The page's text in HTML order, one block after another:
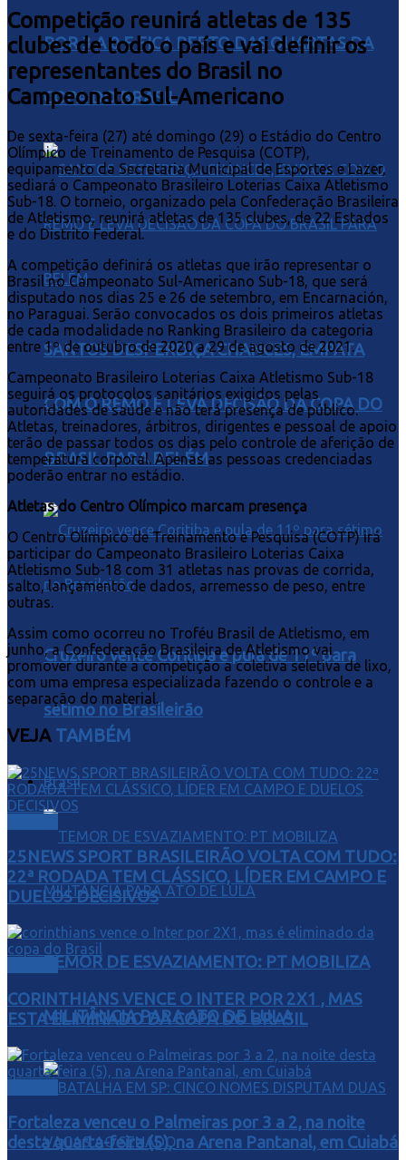
POR 3 A 0 E FICA PERTO DAS QUARTAS DA
COPA DO BRASIL
SANTOS DESPERDIÇA CHANCES, EMPATA
COM O REMO E LEVA DECISÃO DA COPA DO
BRASIL PARA BELÉM
Cruzeiro vence Coritiba e pula de 11º para
sétimo no Brasileirão
Brasil
TEMOR DE ESVAZIAMENTO: PT MOBILIZA
MILITÂNCIA PARA ATO DE LULA
Competição reunirá atletas de 135
clubes de todo o país e vai definir os
representantes do Brasil no
Campeonato Sul-Americano
De sexta-feira (27) até domingo (29) o Estádio do Centro
Olímpico de Treinamento de Pesquisa (COTP),
equipamento da Secretaria Municipal de Esportes e Lazer,
sediará o Campeonato Brasileiro Loterias Caixa Atletismo
Sub-18. O torneio, organizado pela Confederação Brasileira
de Atletismo, reunirá atletas de 135 clubes, de 22 Estados
e do Distrito Federal.
A competição definirá os atletas que irão representar o
Brasil no Campeonato Sul-Americano Sub-18, que será
disputado nos dias 25 e 26 de setembro, em Encarnación,
no Paraguai. Serão convocados os dois primeiros atletas
de cada modalidade no Ranking Brasileiro da categoria
entre 1º de outubro de 2020 a 29 de agosto de 2021.
Campeonato Brasileiro Loterias Caixa Atletismo Sub-18
seguirá os protocolos sanitários exigidos pelas
autoridades de saúde e não terá presença de público.
Atletas, treinadores, árbitros, dirigentes e pessoal de apoio
terão de passar todos os dias pelo controle de aferição de
temperatura corporal. Apenas as pessoas credenciadas
poderão entrar no estádio.
Atletas do Centro Olímpico marcam presença
O Centro Olímpico de Treinamento e Pesquisa (COTP) irá
participar do Campeonato Brasileiro Loterias Caixa
Atletismo Sub-18 com 31 atletas nas provas de corrida,
salto, lançamento de dados, arremesso de peso, entre
outras.
Assim como ocorreu no Troféu Brasil de Atletismo, em
junho, a Confederação Brasileira de Atletismo vai
promover durante a competição a coletiva seletiva de lixo,
com uma empresa especializada fazendo o controle e a
separação do material.
VEJATAMBÉM
25NEWS SPORT BRASILEIRÃO VOLTA COM TUDO:
22ª RODADA TEM CLÁSSICO, LÍDER EM CAMPO E
DUELOS DECISIVOS
CORINTHIANS VENCE O INTER POR 2X1 , MAS
ESTA ELIMINADO DA COPA DO BRASIL
Fortaleza venceu o Palmeiras por 3 a 2, na noite
desta quarta-feira (5), na Arena Pantanal, em Cuiabá